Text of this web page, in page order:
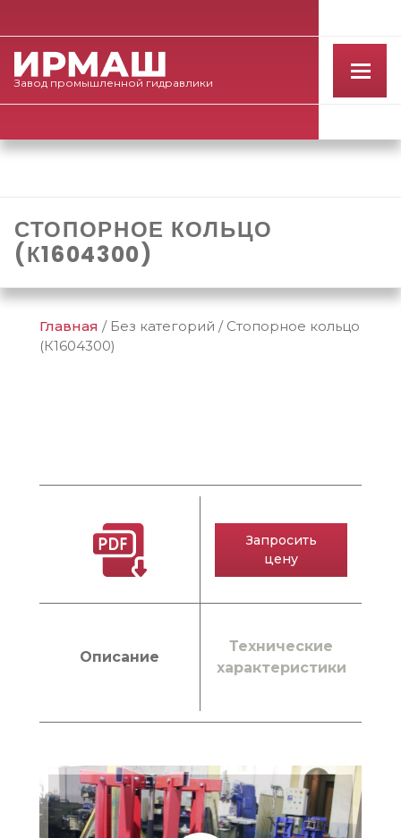
Завод промышленной гидравлики
СТОПОРНОЕ КОЛЬЦО
(К1604300)
Главная / Без категорий / Стопорное кольцо
(К1604300)
Описание
Технические
характеристики
Запросить
цену